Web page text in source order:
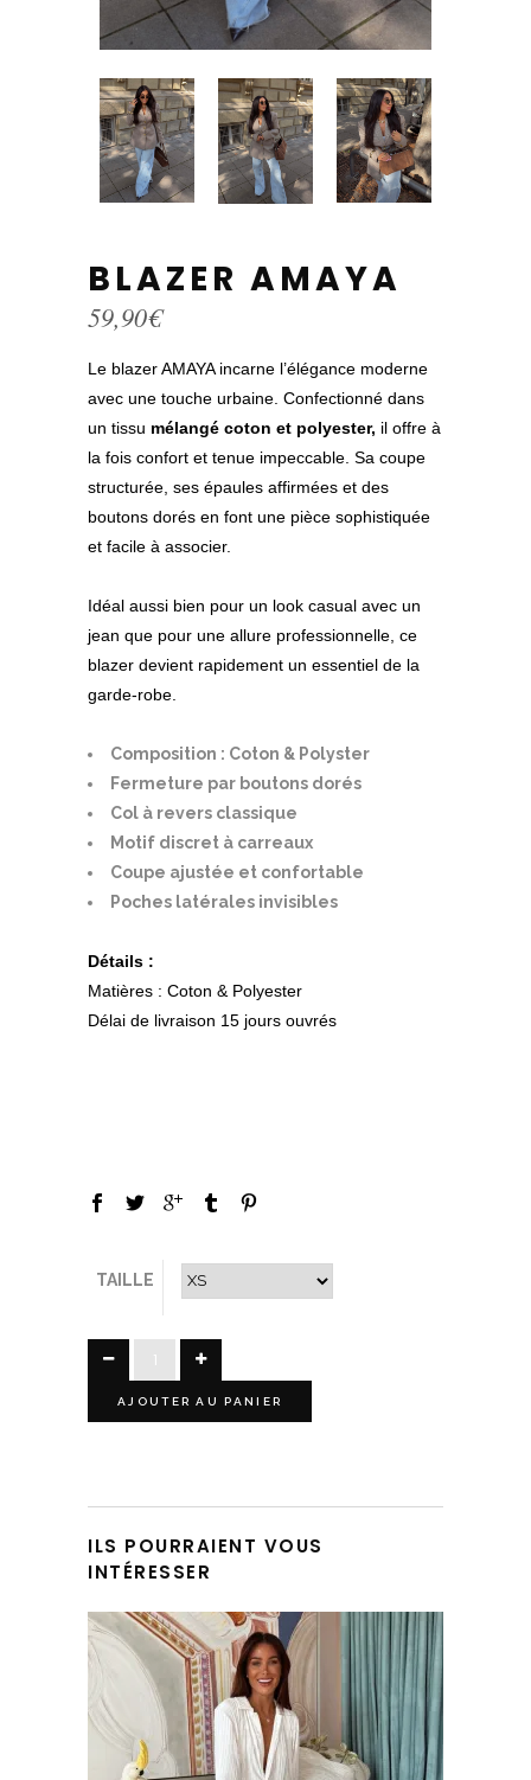
BLAZER AMAYA
59,90€
Le blazer AMAYA incarne l’élégance moderne
avec une touche urbaine. Confectionné dans
un tissu mélangé coton et polyester, il offre à
la fois confort et tenue impeccable. Sa coupe
structurée, ses épaules affirmées et des
boutons dorés en font une pièce sophistiquée
et facile à associer.
Idéal aussi bien pour un look casual avec un
jean que pour une allure professionnelle, ce
blazer devient rapidement un essentiel de la
garde-robe.
Composition : Coton & Polyster
Fermeture par boutons dorés
Col à revers classique
Motif discret à carreaux
Coupe ajustée et confortable
Poches latérales invisibles
Détails :
Matières : Coton & Polyester
Délai de livraison 15 jours ouvrés
TAILLE
AJOUTER AU PANIER
ILS POURRAIENT VOUS
INTÉRESSER
Ce produit a plusieurs variations. Les options peuvent être choisies sur la page du produit